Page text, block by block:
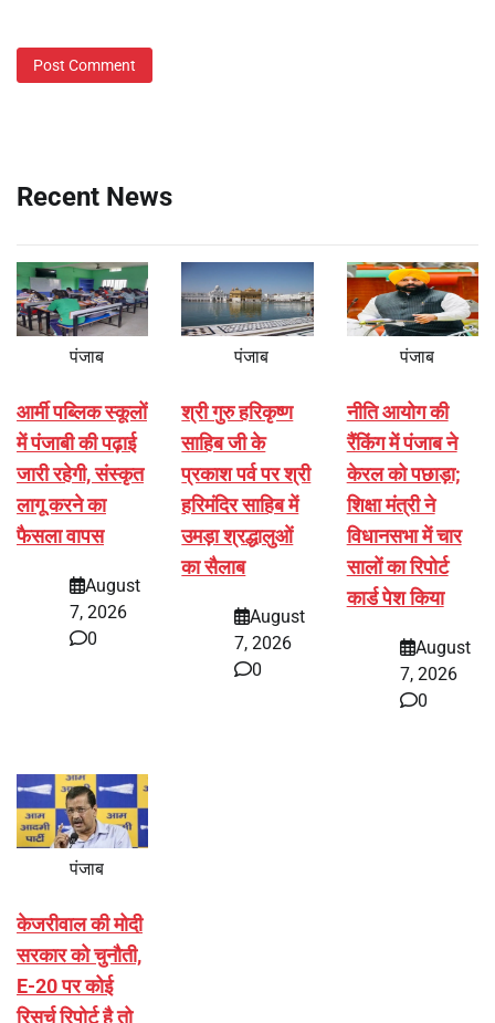
Recent News
पंजाब
आर्मी पब्लिक स्कूलों
में पंजाबी की पढ़ाई
जारी रहेगी, संस्कृत
लागू करने का
फैसला वापस
August
7, 2026
0
पंजाब
श्री गुरु हरिकृष्ण
साहिब जी के
प्रकाश पर्व पर श्री
हरिमंदिर साहिब में
उमड़ा श्रद्धालुओं
का सैलाब
August
7, 2026
0
पंजाब
नीति आयोग की
रैंकिंग में पंजाब ने
केरल को पछाड़ा;
शिक्षा मंत्री ने
विधानसभा में चार
सालों का रिपोर्ट
कार्ड पेश किया
August
7, 2026
0
पंजाब
केजरीवाल की मोदी
सरकार को चुनौती,
E-20 पर कोई
रिसर्च रिपोर्ट है तो